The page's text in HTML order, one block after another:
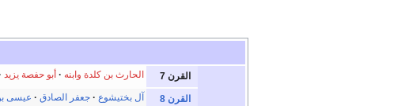
القرن 7 الحارث بن كلدة وابنه أبو حفصة يزيد
القرن 8 آل بختيشوع جعفر الصادق عيسى